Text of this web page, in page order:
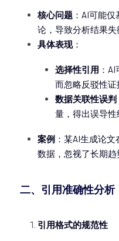
核心问题 ：AI可能
论，导致分析结果失
具体表现：
选择性引用 ：
而忽略反驳性证
数据关联性误判
量，得出误导性
案例 ：某AI生成论
数据，忽视了长期趋
二、引用准确性分析
引用格式的规范性